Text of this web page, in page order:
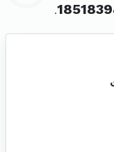
.